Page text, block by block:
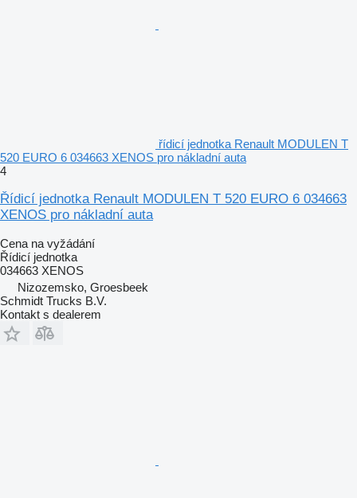
řídicí jednotka Renault MODULEN T
520 EURO 6 034663 XENOS pro nákladní auta
4
Řídicí jednotka Renault MODULEN T 520 EURO 6 034663
XENOS pro nákladní auta
Cena na vyžádání
Řídicí jednotka
034663 XENOS
Nizozemsko, Groesbeek
Schmidt Trucks B.V.
Kontakt s dealerem